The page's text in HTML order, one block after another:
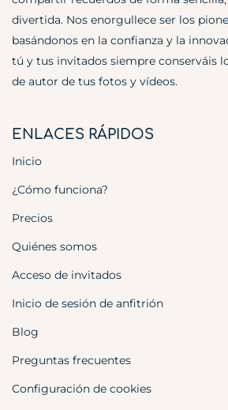
divertida. Nos enorgullece ser los
basándonos en la confianza y la
tú y tus invitados siempre conserváis
de autor de tus fotos y vídeos.
ENLACES RÁPIDOS
Inicio
¿Cómo funciona?
Precios
Quiénes somos
Acceso de invitados
Inicio de sesión de anfitrión
Blog
Preguntas frecuentes
Configuración de cookies